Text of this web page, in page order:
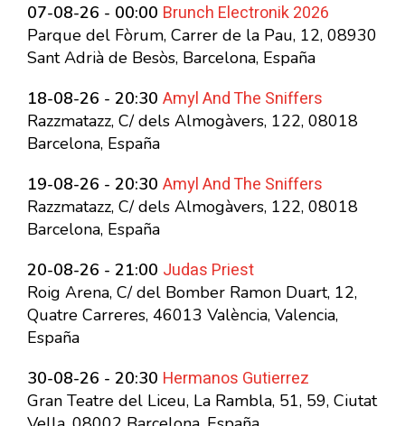
07-08-26 - 00:00 Brunch Electronik 2026
Parque del Fòrum, Carrer de la Pau, 12, 08930
Sant Adrià de Besòs, Barcelona, España
18-08-26 - 20:30 Amyl And The Sniffers
Razzmatazz, C/ dels Almogàvers, 122, 08018
Barcelona, España
19-08-26 - 20:30 Amyl And The Sniffers
Razzmatazz, C/ dels Almogàvers, 122, 08018
Barcelona, España
20-08-26 - 21:00 Judas Priest
Roig Arena, C/ del Bomber Ramon Duart, 12,
Quatre Carreres, 46013 València, Valencia,
España
30-08-26 - 20:30 Hermanos Gutierrez
Gran Teatre del Liceu, La Rambla, 51, 59, Ciutat